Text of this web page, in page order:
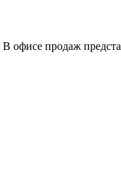
офисе продаж